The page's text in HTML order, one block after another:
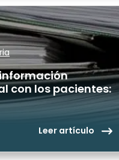
con los pacientes:
Leer artículo